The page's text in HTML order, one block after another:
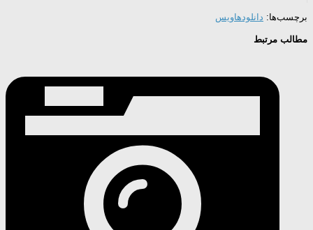
برچسب‌ها: دانلودهاویس
مطالب مرتبط